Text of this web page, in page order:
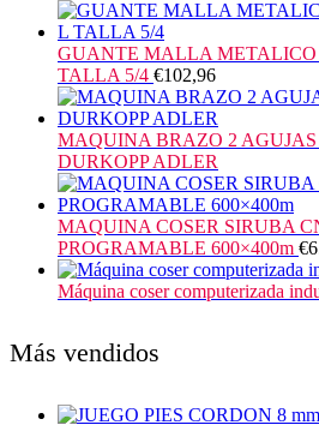
GUANTE MALLA METALICO
TALLA 5/4 €102,96
MAQUINA BRAZO 2
DURKOPP ADLER
MAQUINA COSER SIRUBA
PROGRAMABLE 600×400m €
Máquina coser computerizada
Más vendidos